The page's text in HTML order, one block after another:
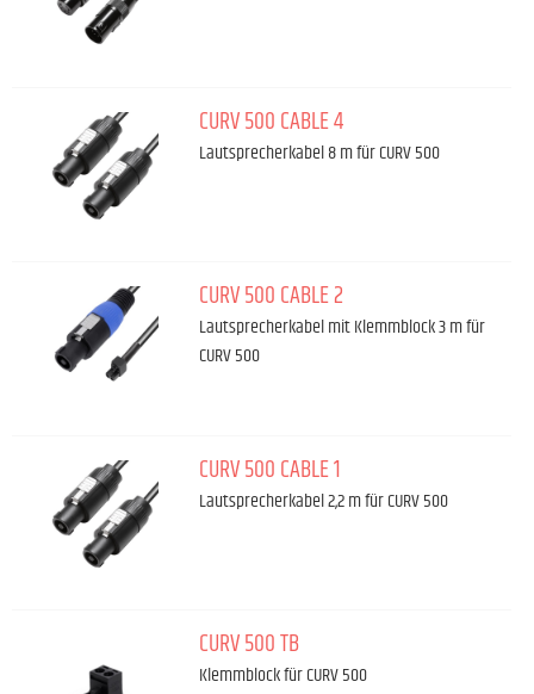
CURV 500 CABLE 4
Lautsprecherkabel 8 m für CURV 500
CURV 500 CABLE 2
Lautsprecherkabel mit Klemmblock 3 m für
CURV 500
CURV 500 CABLE 1
Lautsprecherkabel 2,2 m für CURV 500
CURV 500 TB
Klemmblock für CURV 500